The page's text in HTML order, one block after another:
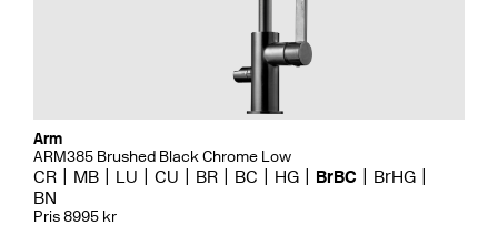
Arm
ARM385 Brushed Black Chrome Low
CR MB LU CU BR BC HG BrBC
BrHG
BN
Pris 8995 kr